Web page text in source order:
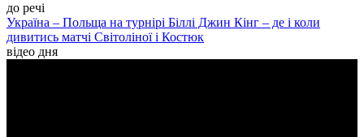
до речі
Україна – Польща на турнірі Біллі Джин Кінг – де і коли
дивитись матчі Світоліної і Костюк
відео дня